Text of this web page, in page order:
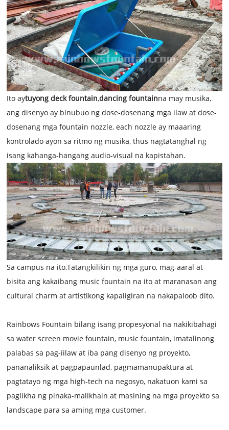
Ito aytuyong deck fountain,dancing fountainna may musika,
ang disenyo ay binubuo ng dose-dosenang mga ilaw at dose-
dosenang mga fountain nozzle, each nozzle ay maaaring
kontrolado ayon sa ritmo ng musika, thus nagtatanghal ng
isang kahanga-hangang audio-visual na kapistahan.
Sa campus na ito,Tatangkilikin ng mga guro, mag-aaral at
bisita ang kakaibang music fountain na ito at maranasan ang
cultural charm at artistikong kapaligiran na nakapaloob dito.
Rainbows Fountain bilang isang propesyonal na nakikibahagi
sa water screen movie fountain, music fountain, imatalinong
palabas sa pag-iilaw at iba pang disenyo ng proyekto,
pananaliksik at pagpapaunlad, pagmamanupaktura at
pagtatayo ng mga high-tech na negosyo, nakatuon kami sa
paglikha ng pinaka-malikhain at masining na mga proyekto sa
landscape para sa aming mga customer.